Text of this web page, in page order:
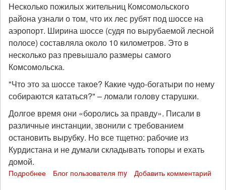
Несколько пожилых жительниц Комсомольского
района узнали о том, что их лес рубят под шоссе на
аэропорт. Ширина шоссе (судя по вырубаемой лесной
полосе) составляла около 10 километров. Это в
несколько раз превышало размеры самого
Комсомольска.
"Что это за шоссе такое? Какие чудо-богатыри по нему
собираются кататься?" – ломали голову старушки.
Долгое время они «боролись за правду». Писали в
различные инстанции, звонили с требованием
остановить вырубку. Но все тщетно: рабочие из
Курдистана и не думали складывать топоры и ехать
домой.
Подробнее Блог пользователя my Добавить комментарий